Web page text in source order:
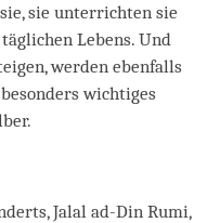
sie unterrichten sie
Lebens. Und
werden ebenfalls
wichtiges
Jalal ad-Din Rumi,